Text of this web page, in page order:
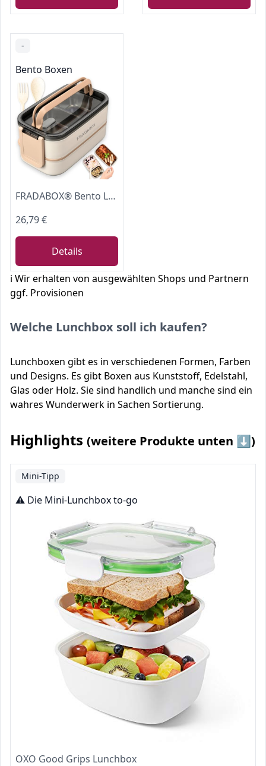
-
Bento Boxen
FRADABOX® Bento Lunchbox „Taylor“, 2 Etagen mit Fächern, Premium Edelstahl, BPA-freie Brotdose mit Besteck ideal für unterwegs, Meal Prep Bento Box für Erwachsene auslaufsicher und mikrowellengeeignet
26,79 €
Details
ℹ️ Wir erhalten von ausgewählten Shops und Partnern
ggf. Provisionen
Welche Lunchbox soll ich kaufen?
Lunchboxen gibt es in verschiedenen Formen, Farben
und Designs. Es gibt Boxen aus Kunststoff, Edelstahl,
Glas oder Holz. Sie sind handlich und manche sind ein
wahres Wunderwerk in Sachen Sortierung.
Highlights (weitere Produkte unten ⬇️)
Mini-Tipp
⚠️ Die Mini-Lunchbox to-go
OXO Good Grips Lunchbox